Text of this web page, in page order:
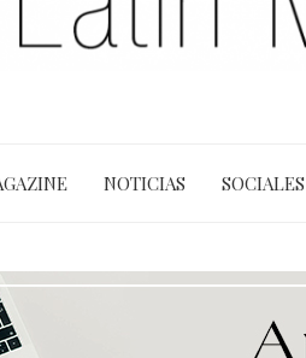
NOTICIAS SOCIALES